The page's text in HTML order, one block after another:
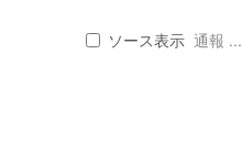
ソース表示 通報 ...